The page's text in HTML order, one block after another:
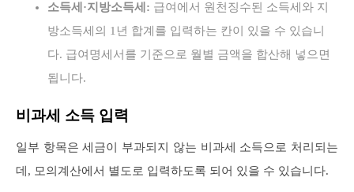
소득세·지방소득세: 급여에서 원천징수된 소득세와 지
방소득세의 1년 합계를 입력하는 칸이 있을 수 있습니
다. 급여명세서를 기준으로 월별 금액을 합산해 넣으면
됩니다.
비과세 소득 입력
일부 항목은 세금이 부과되지 않는 비과세 소득으로 처리되는
데, 모의계산에서 별도로 입력하도록 되어 있을 수 있습니다.